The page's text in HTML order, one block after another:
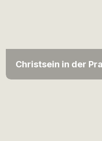
Christsein in der